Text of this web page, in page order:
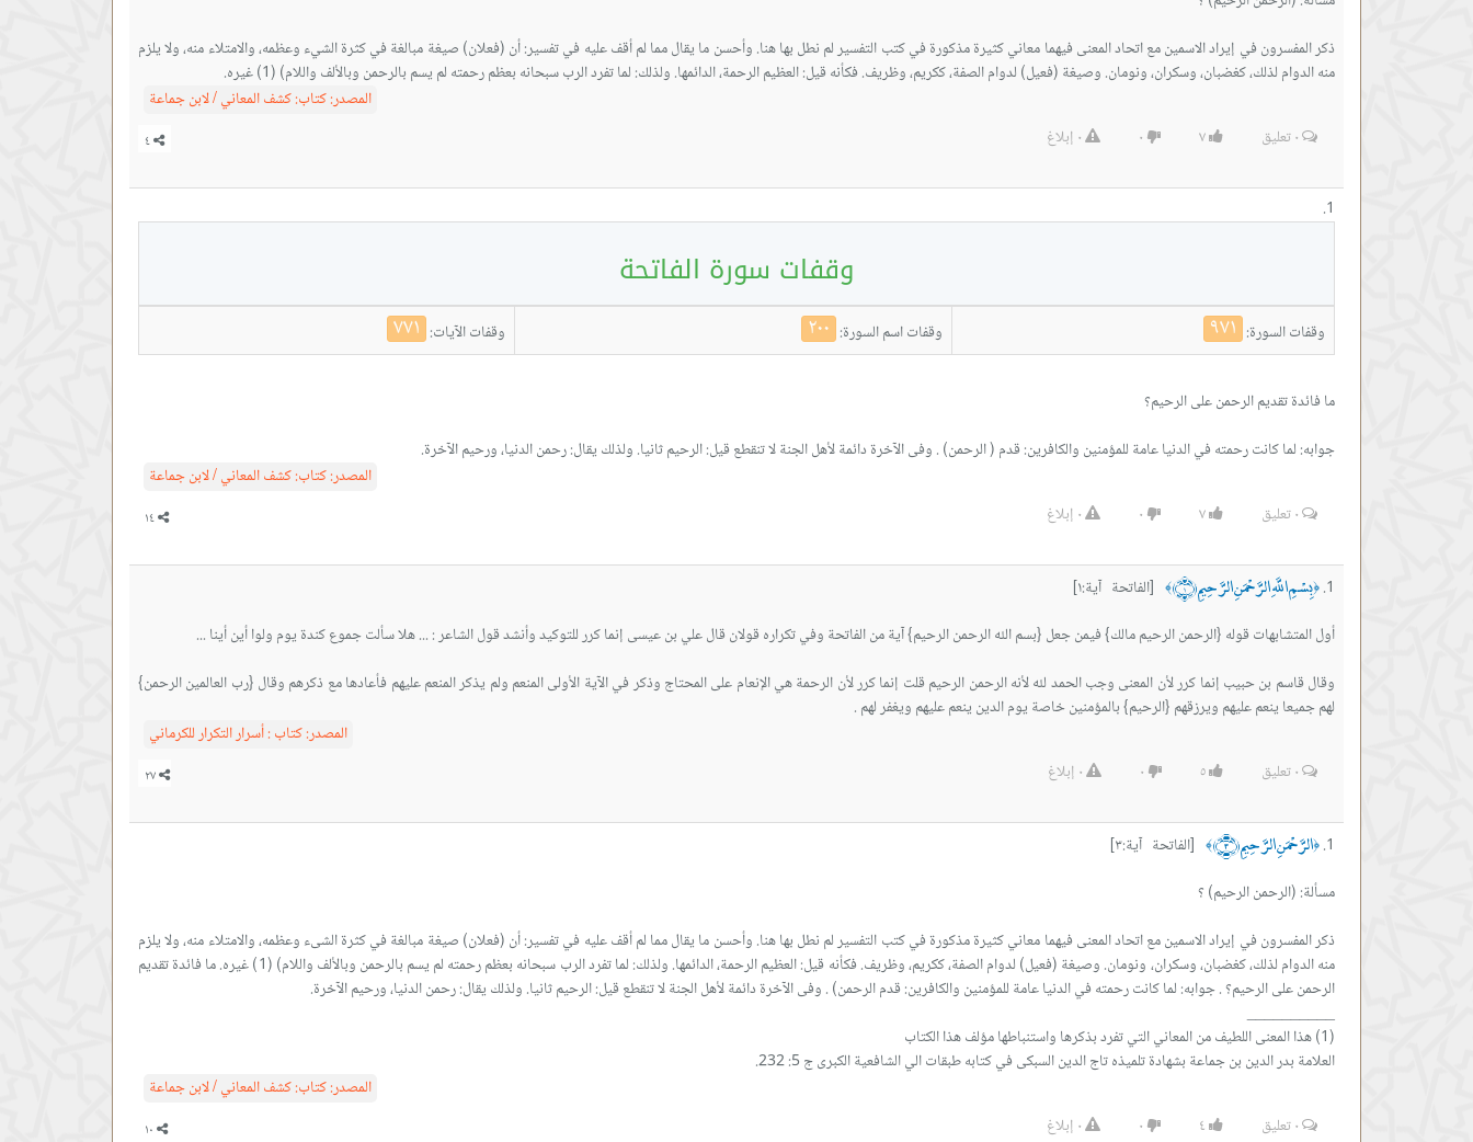
ذكر المفسرون في إيراد الاسمين مع اتحاد المعنى فيهما معاني كثيرة مذكورة في كتب التفسير لم نطل بها هنا. وأحسن ما يقال مما لم أقف عليه في تفسير: أن (فعلان) صيغة مبالغة في كثرة الشيء وعظمه، والامتلاء منه، ولا يلزم
منه الدوام لذلك، كغضبان، وسكران، ونومان. وصيغة (فعيل) لدوام الصفة، ككريم، وظريف. فكأنه قيل: العظيم الرحمة، الدائمها. ولذلك: لما تفرد الرب سبحانه بعظم رحمته لم يسم بالرحمن وبالألف واللام) (1) غيره.
المصدر:كتاب: كشف المعاني / لابن جماعة
٠تعليق ٧ ٠ ٠ إبلاغ
وقفات سورة الفاتحة
وقفات السورة: ٩٧١ وقفات اسم السورة: ٢٠٠ وقفات الآيات: ٧٧١
جوابه: لما كانت رحمته في الدنيا عامة للمؤمنين والكافرين: قدم ( الرحمن) . وفى الآخرة دائمة لأهل الجنة لا تنقطع قيل: الرحيم ثانيا. ولذلك يقال: رحمن الدنيا، ورحيم الآخرة.
المصدر:كتاب: كشف المعاني / لابن جماعة
٠تعليق ٧ ٠ ٠ إبلاغ
﴿بِسْمِ اللَّهِ الرَّحْمَنِ الرَّحِيمِ ﴿١﴾ ﴾
[الفاتحة آية:١]
وقال قاسم بن حبيب إنما كرر لأن المعنى وجب الحمد لله لأنه الرحمن الرحيم قلت إنما كرر لأن الرحمة هي الإنعام على المحتاج وذكر في الآية الأولى المنعم ولم يذكر المنعم عليهم فأعادها مع ذكرهم وقال {رب العالمين الرحمن}
لهم جميعا ينعم عليهم ويرزقهم {الرحيم} بالمؤمنين خاصة يوم الدين ينعم عليهم ويغفر لهم .
المصدر:كتاب : أسرار التكرار للكرماني
٠تعليق ٥ ٠ ٠ إبلاغ
﴿الرَّحْمَنِ الرَّحِيمِ ﴿٣﴾ ﴾
[الفاتحة آية:٣]
ذكر المفسرون في إيراد الاسمين مع اتحاد المعنى فيهما معاني كثيرة مذكورة في كتب التفسير لم نطل بها هنا. وأحسن ما يقال مما لم أقف عليه في تفسير: أن (فعلان) صيغة مبالغة في كثرة الشىء وعظمه، والامتلاء منه، ولا يلزم
منه الدوام لذلك، كغضبان، وسكران، ونومان. وصيغة (فعيل) لدوام الصفة، ككريم، وظريف. فكأنه قيل: العظيم الرحمة، الدائمها. ولذلك: لما تفرد الرب سبحانه بعظم رحمته لم يسم بالرحمن وبالألف واللام) (1) غيره. ما فائدة تقديم
العلامة بدر الدين بن جماعة بشهادة تلميذه تاج الدين السبكى في كتابه طبقات الي الشافعية الكبرى ج 5: 232.
المصدر:كتاب: كشف المعاني / لابن جماعة
٠تعليق ٤ ٠ ٠ إبلاغ